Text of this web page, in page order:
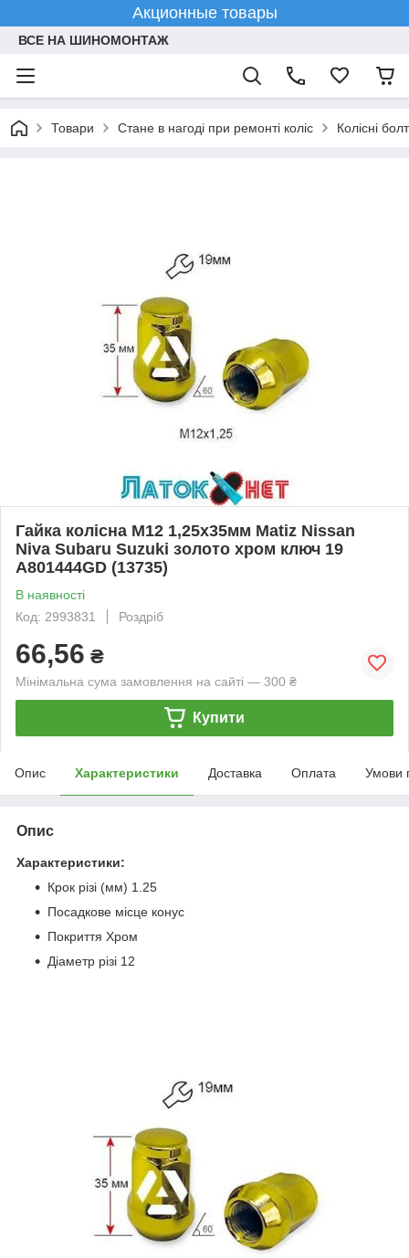
Акционные товары
ВСЕ НА ШИНОМОНТАЖ
Товари Стане в нагоді при ремонті коліс Колісні
Гайка колісна M12 1,25х35мм Matiz Nissan
Niva Subaru Suzuki золото хром ключ 19
A801444GD (13735)
В наявності
Код: 2993831
Роздріб
66,56 ₴
Мінімальна сума замовлення на сайті — 300 ₴
Купити
Опис Характеристики Доставка Оплата Умови
Опис
Характеристики:
Крок різі (мм) 1.25
Посадкове місце конус
Покриття Хром
Діаметр різі 12